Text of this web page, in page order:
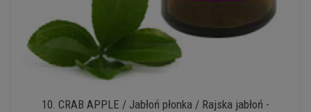
10. CRAB APPLE / Jabłoń płonka / Rajska jabłoń -